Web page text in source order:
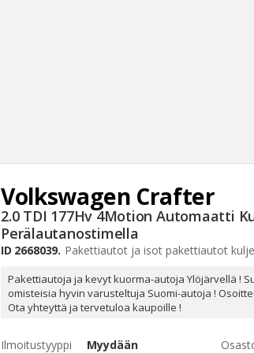
Volkswagen Crafter
2.0 TDI 177Hv 4Motion Automaatti
Perälautanostimella
ID 2668039. Pakettiautot ja isot pakettiautot
Pakettiautoja ja kevyt kuorma-autoja Ylöjärvellä !
omisteisia hyvin varusteltuja Suomi-autoja !
Ota yhteyttä ja tervetuloa kaupoille !
Ilmoitustyyppi Myydään